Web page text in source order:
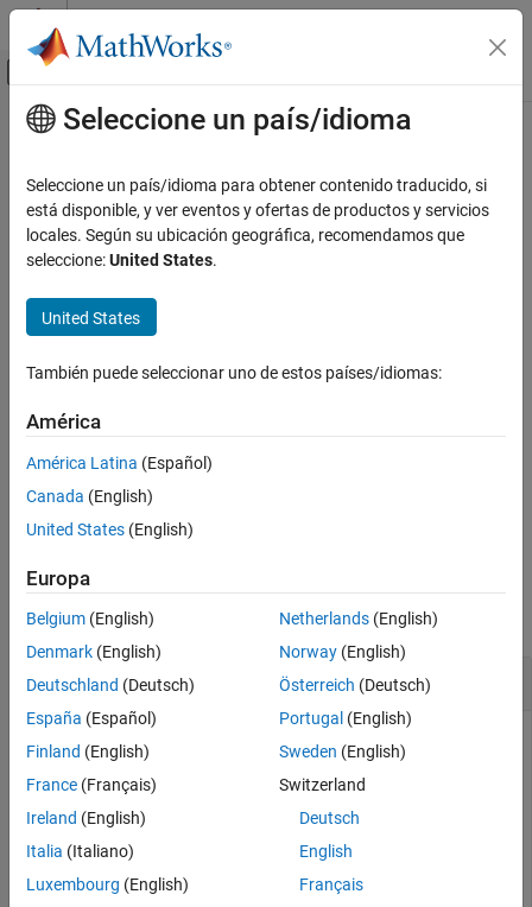
Saltar al contenido
Mostrar/ocultar menú de navegación
Inicio de Documentación
Prepare Model Inputs and Outputs
Save Run-Time Data from Simulation
getElementNames
ON THIS PAGE
Syntax
Examples
Input Arguments
Contenido principal
getElementNames
Return names of all elements in
Simulink.SimulationData.Datasetobject
Syntax
Description
elementList = getElementNames(
Simulink.SimulationData.Dataset
example
Examples
collapse all
Return Names of Elements
Simulate the model sldemo_clutch
, which models a rotating
clutch system. The signal logging data is contained in the
Datasetobject named sldemo_clutch_output
sim("sldemo_clutch"
Seleccione un país/idioma
Seleccione un país/idioma para obtener contenido traducido, si
está disponible, y ver eventos y ofertas de productos y servicios
locales. Según su ubicación geográfica, recomendamos que
seleccione:United States.
United States
También puede seleccionar uno de estos países/idiomas:
América
América Latina (Español)
Canada (English)
United States (English)
Europa
Belgium (English)
Denmark (English)
Deutschland (Deutsch)
España (Español)
Finland (English)
France (Français)
Ireland (English)
Italia (Italiano)
Luxembourg (English)
Netherlands(English)
Norway(English)
Österreich (Deutsch)
Portugal (English)
Sweden (English)
Switzerland
Deutsch
English
Français